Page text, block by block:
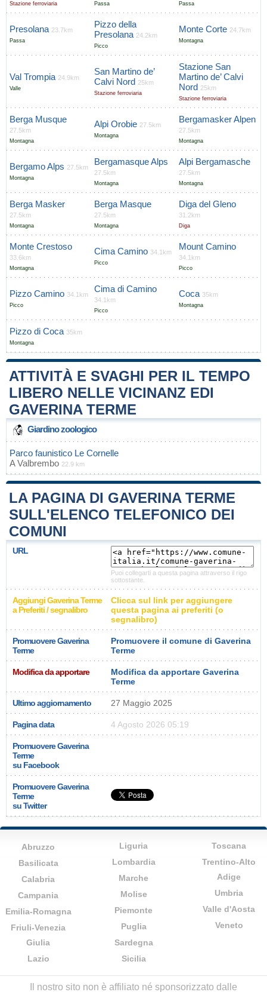
Stazione ferroviaria Passa Passa
Presolana 23.7km
Passa
Pizzo della
Presolana 24.2km
Picco
Monte Corte 24.7km
Montagna
Val Trompia 24.9km
Valle
San Martino de’
Calvi Nord 25km
Stazione ferroviaria
Stazione San
Martino de’ Calvi
Nord 25km
Stazione ferroviaria
Berga Musque
27.5km
Montagna
Alpi Orobie 27.5km
Montagna
Bergamasker Alpen
27.5km
Montagna
Bergamo Alps 27.5km
Montagna
Bergamasque Alps
27.5km
Montagna
Alpi Bergamasche
27.5km
Montagna
Berga Masker
27.5km
Montagna
Berga Masque
27.5km
Montagna
Diga del Gleno
31.2km
Diga
Monte Crestoso
33.6km
Montagna
Cima Camino 34.1km
Picco
Mount Camino
34.1km
Picco
Pizzo Camino 34.1km
Picco
Cima di Camino
34.1km
Picco
Coca 35km
Montagna
Pizzo di Coca 35km
Montagna
ATTIVITÀ E SVAGHI PER IL TEMPO
LIBERO NELLE VICINANZ EDI
GAVERINA TERME
Giardino zoologico
Parco faunistico Le Cornelle
AValbrembo 22.9 km
LA PAGINA DI GAVERINA TERME
SULL'ELENCO TELEFONICO DEI
COMUNI
URL
Puoi collegarti a questa pagina attraverso il rigo
sottostante.
Aggiungi Gaverina Terme
a Preferiti / segnalibro
Clicca sul link per aggiungere
questa pagina ai preferiti (o
segnalibro)
Promuovere Gaverina
Terme
Promuovere il comune di Gaverina
Terme
Modifica da apportare
Modifica da apportare Gaverina
Terme
Ultimo aggiornamento 27 Maggio 2025
Pagina data 4 Agosto 2026 05:19
Promuovere Gaverina
Terme
su Facebook
Promuovere Gaverina
Terme
su Twitter
Abruzzo
Basilicata
Calabria
Campania
Emilia-Romagna
Friuli-Venezia
Giulia
Lazio
Liguria
Lombardia
Marche
Molise
Piemonte
Puglia
Sardegna
Sicilia
Toscana
Trentino-Alto
Adige
Umbria
Valle d'Aosta
Veneto
Il nostro sito non è affiliato né sponsorizzato dalle